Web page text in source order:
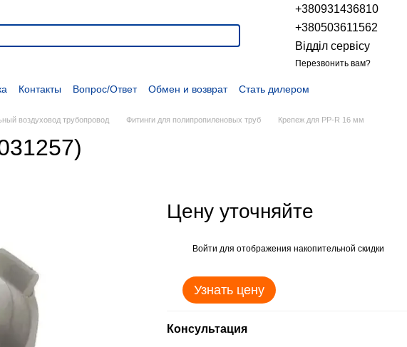
+380931436810
+380503611562
Відділ сервісу
Перезвонить вам?
Контакты Вопрос/Ответ Обмен и возврат
Стать дилером
конфиденциальности Договор оферты Распродажа
воздуховод трубопровод Фитинги для полипропиленовых труб Крепеж для PP-R 16 мм
Цену уточняйте
Войти для отображения накопительной скидки
Узнать цену
Консультация